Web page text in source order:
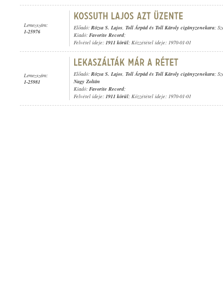
Lemezszám:
1-25976
Előadó: Rózsa S. Lajos, Toll Árpád és Toll Károly cigányzenekara;
Kiadó: Favorite Record;
Felvétel ideje: 1911 körül; Közzététel ideje: 1970-01-01
Lemezszám:
1-25981
Előadó: Rózsa S. Lajos, Toll Árpád és Toll Károly cigányzenekara;
Nagy Zoltán
Kiadó: Favorite Record;
Felvétel ideje: 1911 körül; Közzététel ideje: 1970-01-01